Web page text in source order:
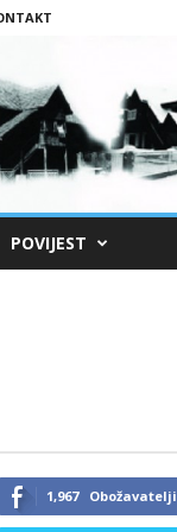
POVIJEST
1,967 Obožavatelji